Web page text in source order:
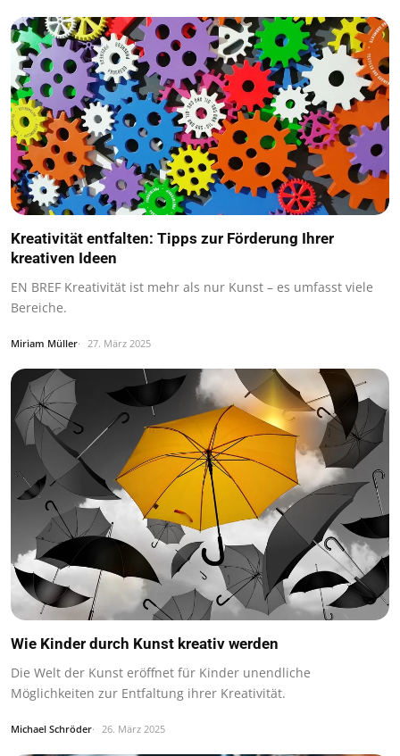
Kreativität entfalten: Tipps zur Förderung Ihrer
kreativen Ideen
EN BREF Kreativität ist mehr als nur Kunst – es umfasst viele
Bereiche.
Miriam Müller 27. März 2025
Wie Kinder durch Kunst kreativ werden
Die Welt der Kunst eröffnet für Kinder unendliche
Möglichkeiten zur Entfaltung ihrer Kreativität.
Michael Schröder 26. März 2025